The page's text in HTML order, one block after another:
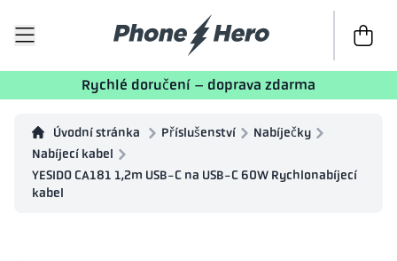
K
Rychlé doručení – doprava zdarma
Úvodní stránka Příslušenství
Nabíječky
Nabíjecí kabel
YESIDO CA181 1,2m USB-C na USB-C 60W Rychlonabíjecí
kabel